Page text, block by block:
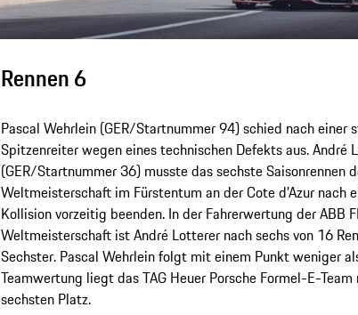
Rennen 6
Pascal Wehrlein (GER/Startnummer 94) schied nach einer
Spitzenreiter wegen eines technischen Defekts aus. André
(GER/Startnummer 36) musste das sechste Saisonrennen
Weltmeisterschaft im Fürstentum an der Cote d’Azur nach
Kollision vorzeitig beenden. In der Fahrerwertung der ABB
Weltmeisterschaft ist André Lotterer nach sechs von 16
Sechster. Pascal Wehrlein folgt mit einem Punkt weniger
Teamwertung liegt das TAG Heuer Porsche Formel-E-
sechsten Platz.